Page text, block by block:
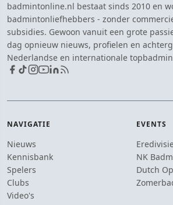
badmintonline.nl bestaat sinds 2010 en
badmintonliefhebbers - zonder
subsidies. Gewoon vanuit een grote
dag opnieuw nieuws, profielen en
Nederlandse en internationale
NAVIGATIE
Nieuws
Kennisbank
Spelers
Clubs
Video's
EVENTS
NK
Dutch